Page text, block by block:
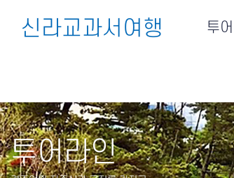
신라교과서여행 투
투어라인